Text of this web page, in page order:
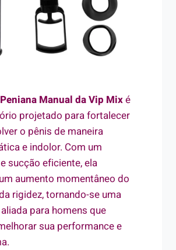
Manual da Vip Mixé
projetado para fortalecer
o pênis de maneira
e indolor. Com um
sucção eficiente, ela
aumento momentâneo do
rigidez, tornando-se uma
para homens que
sua performance e